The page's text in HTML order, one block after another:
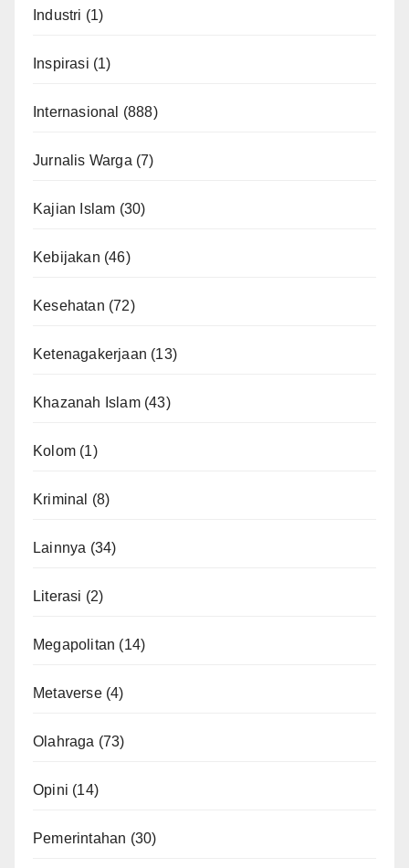
Industri (1)
Inspirasi (1)
Internasional (888)
Jurnalis Warga (7)
Kajian Islam (30)
Kebijakan (46)
Kesehatan (72)
Ketenagakerjaan (13)
Khazanah Islam(43)
Kolom (1)
Kriminal (8)
Lainnya (34)
Literasi (2)
Megapolitan (14)
Metaverse(4)
Olahraga (73)
Opini (14)
Pemerintahan (30)